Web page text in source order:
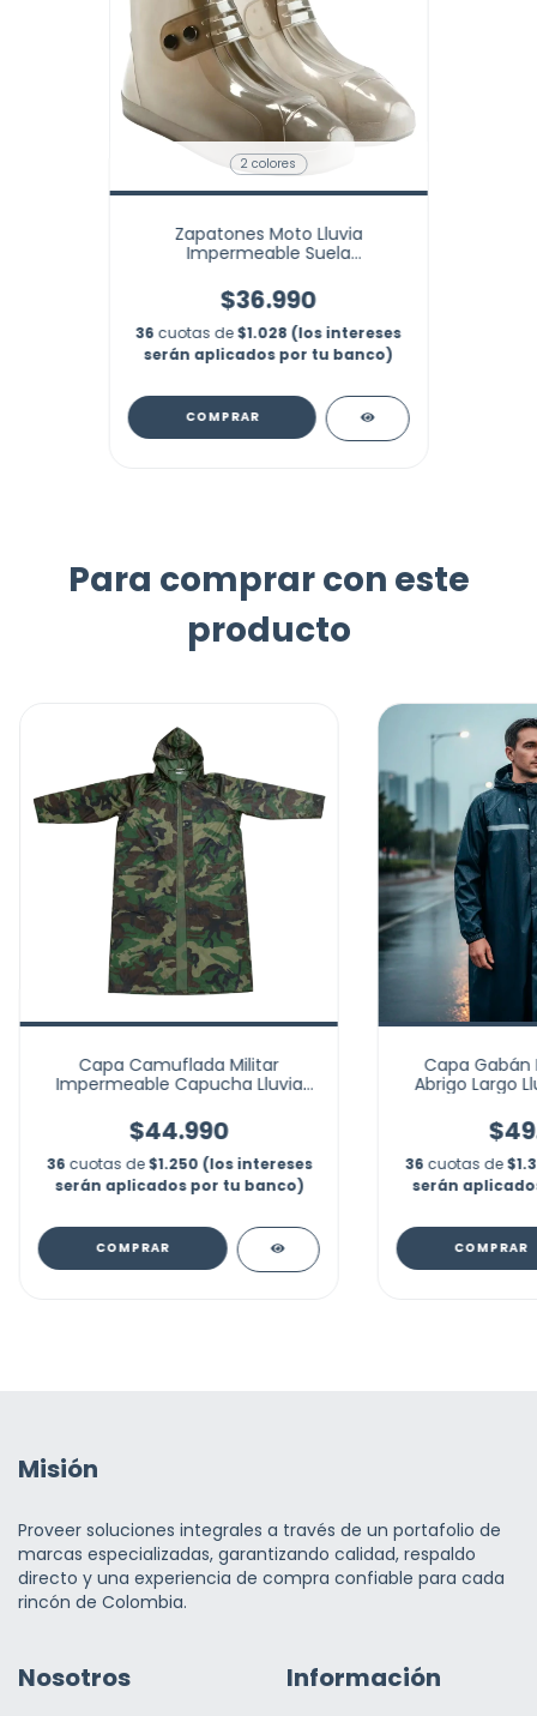
2 colores
Zapatones Moto Lluvia
Impermeable Suela
$36.990
36 cuotas de$1.028 (los intereses
serán aplicados por tu banco)
COMPRAR
Para comprar con este
producto
Capa Camuflada Militar
Impermeable Capucha Lluvia
$44.990
36 cuotas de$1.250 (los intereses
serán aplicados por tu banco)
COMPRAR
Capa
Abrigo Largo
36 cuotas de
serán
COMPRAR
Misión
Proveer soluciones integrales a través de un portafolio de
marcas especializadas, garantizando calidad, respaldo
directo y una experiencia de compra confiable para cada
rincón de Colombia.
Nosotros Información